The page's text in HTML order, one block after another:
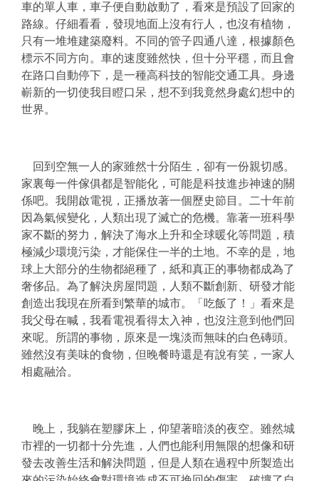
車的單人車，車子便自動啟動了，看來是預設了回家的
路線。仔細看看，發現地面上沒有行人，也沒有植物，
只有一堆堆建築廢料。不同的管子四通八達，根據顏色
標示不同方向。車的速度雖然快，但十分平穩，而且會
在路口自動停下，是一種高科技的智能交通工具。身邊
嶄新的一切使我目瞪口呆，想不到我竟然身處幻想中的
世界。
回到空無一人的家雖然十分陌生，卻有一份親切感。
家裏每一件傢俱都是智能化，可能是科技進步神速的關
係吧。我開啟電視，正播放著一個歷史節目。二十年前
因為氣候變化，人類出現了滅亡的危機。靠著一班科學
家不斷的努力，解決了海水上升和全球暖化等問題，積
極減少環境污染，才能保住一半的土地。不幸的是，地
球上大部分的生物都絕種了，紙和真正的事物都成為了
奢侈品。為了解決房屋問題，人類不斷創新、研發才能
創造出我現在所看到繁華的城市。「吃飯了！」看來是
我父母在喊，我看電視看得太入神，也沒注意到他們回
來呢。所謂的事物，原來是一塊淡而無味的白色磚頭。
雖然沒有美味的食物，但晚餐時還是有說有笑，一家人
相處融洽。
晚上，我躺在塑膠床上，仰望著暗淡的夜空。雖然城
市裡的一切都十分先進，人們也能利用無限的想像和研
發去改善生活和解決問題，但是人類在過程中所製造出